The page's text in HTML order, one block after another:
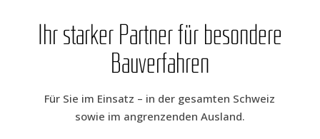
Ihr star­ker Part­ner für beson­de­re
Bauverfahren
Für Sie im Ein­satz – in der gesam­ten Schweiz
sowie im angren­zen­den Ausland.